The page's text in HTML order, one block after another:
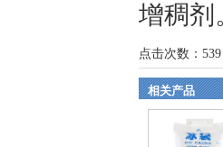
增稠剂
点击次数： 539
相关产品